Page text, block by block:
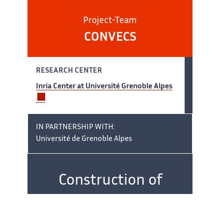
Project-Team
CONVECS
RESEARCH CENTER
Inria Center at Université Grenoble Alpes
IN PARTNERSHIP WITH:
Université de Grenoble Alpes
Construction of